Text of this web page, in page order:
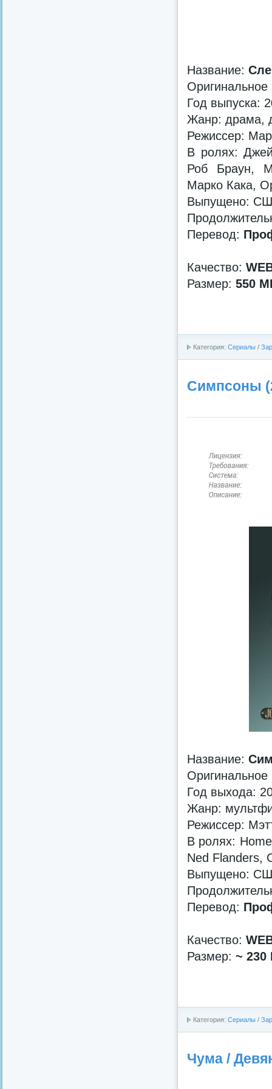
Название:
Год выпуска:
Жанр: драма,
Режиссер:
В ролях:
Роб Браун,
Марко Кака,
Выпущено:
Перевод:
Качество:
Размер: 550
Категория: Сериалы /
Симпсоны
Название:
Год выхода:
Жанр:
Режиссер:
В ролях:
Ned Flanders,
Выпущено:
Перевод:
Качество:
Размер: ~ 230
Категория: Сериалы /
Чума /